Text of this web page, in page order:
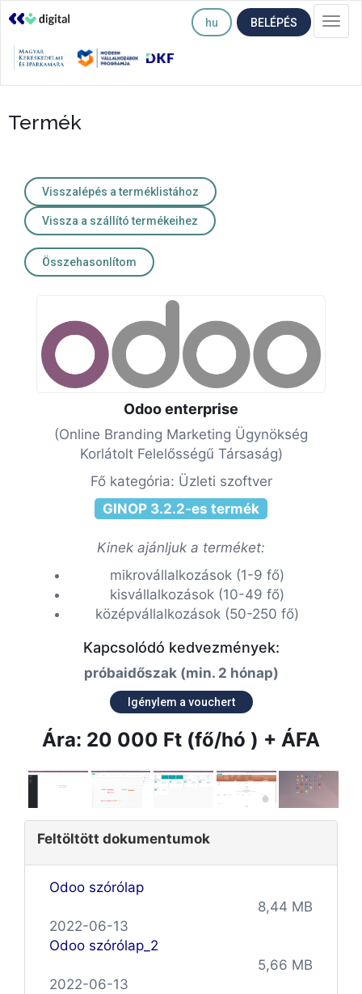
hu BELÉPÉS
Termék
Visszalépés a terméklistához
Vissza a szállító termékeihez
Összehasonlítom
Odoo enterprise
(Online Branding Marketing Ügynökség
Korlátolt Felelősségű Társaság)
Fő kategória: Üzleti szoftver
GINOP 3.2.2-es termék
Kinek ajánljuk a terméket:
mikrovállalkozások (1-9 fő)
kisvállalkozások (10-49 fő)
középvállalkozások (50-250 fő)
Kapcsolódó kedvezmények:
próbaidőszak (min. 2 hónap)
Igénylem a vouchert
Ára: 20 000 Ft (fő/hó ) + ÁFA
Feltöltött dokumentumok
Odoo szórólap
8,44 MB
2022-06-13
Odoo szórólap_2
5,66 MB
2022-06-13